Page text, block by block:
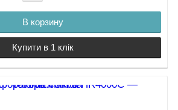
В корзину
Купити в 1 клік